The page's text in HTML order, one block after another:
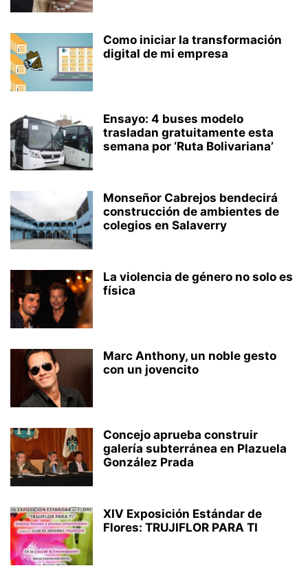
Como iniciar la transformación
digital de mi empresa
Ensayo: 4 buses modelo
trasladan gratuitamente esta
semana por ‘Ruta Bolivariana’
Monseñor Cabrejos bendecirá
construcción de ambientes de
colegios en Salaverry
La violencia de género no solo es
física
Marc Anthony, un noble gesto
con un jovencito
Concejo aprueba construir
galería subterránea en Plazuela
González Prada
XIV Exposición Estándar de
Flores: TRUJIFLOR PARA TI